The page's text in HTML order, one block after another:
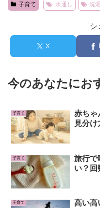
子育て 水通し 洗濯
シ
X
今のあなたにお
子育て
赤ちゃ
見分
子育て
旅行で
い？回
子育て
高い高